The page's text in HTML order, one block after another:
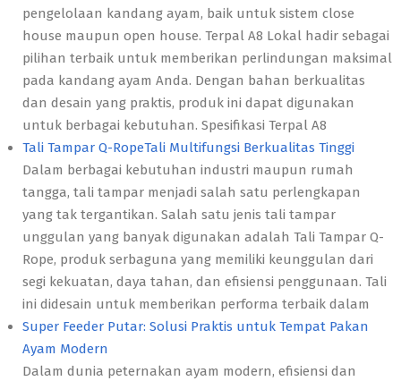
pengelolaan kandang ayam, baik untuk sistem close
house maupun open house. Terpal A8 Lokal hadir sebagai
pilihan terbaik untuk memberikan perlindungan maksimal
pada kandang ayam Anda. Dengan bahan berkualitas
dan desain yang praktis, produk ini dapat digunakan
untuk berbagai kebutuhan. Spesifikasi Terpal A8
Tali Tampar Q-RopeTali Multifungsi Berkualitas Tinggi
Dalam berbagai kebutuhan industri maupun rumah
tangga, tali tampar menjadi salah satu perlengkapan
yang tak tergantikan. Salah satu jenis tali tampar
unggulan yang banyak digunakan adalah Tali Tampar Q-
Rope, produk serbaguna yang memiliki keunggulan dari
segi kekuatan, daya tahan, dan efisiensi penggunaan. Tali
ini didesain untuk memberikan performa terbaik dalam
Super Feeder Putar: Solusi Praktis untuk Tempat Pakan
Ayam Modern
Dalam dunia peternakan ayam modern, efisiensi dan